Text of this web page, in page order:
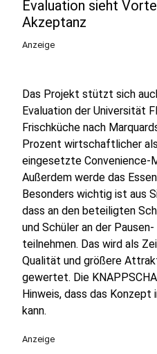
Evaluation sieht
Akzeptanz
Anzeige
Das Projekt stützt sich
Evaluation der Universität
Frischküche nach
Prozent wirtschaftlicher
eingesetzte Convenience-
Außerdem werde das
Besonders wichtig ist aus
dass an den beteiligten
und Schüler an der
teilnehmen. Das wird als
Qualität und größere
gewertet. Die
Hinweis, dass das
kann.
Anzeige